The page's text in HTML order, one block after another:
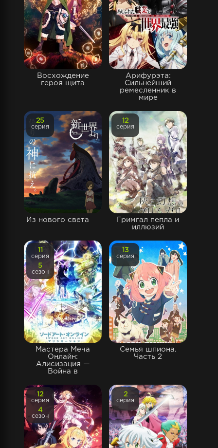
Восхождение
героя щита
Арифурэта:
Сильнейший
ремесленник в
мире
Из нового света
25
серия
Гримгал пепла и
иллюзий
12
серия
Мастера Меча
Онлайн:
Алисизация —
Война в
11
серия
5
сезон
Семья шпиона.
Часть 2
13
серия
12
серия
4
сезон
2
серия